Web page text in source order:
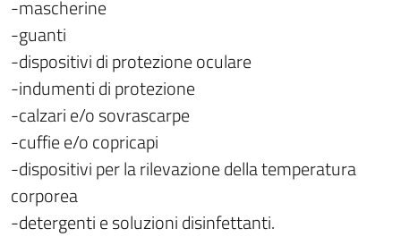
-mascherine
-guanti
-dispositivi di protezione oculare
-indumenti di protezione
-calzari e/o sovrascarpe
-cuffie e/o copricapi
-dispositivi per la rilevazione della temperatura
corporea
-detergenti e soluzioni disinfettanti.